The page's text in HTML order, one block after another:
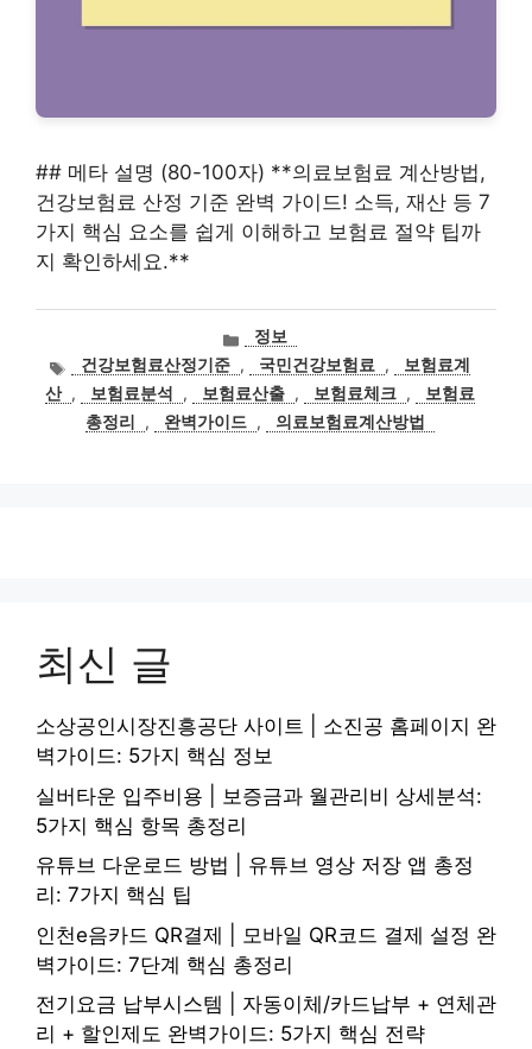
## 메타 설명 (80-100자) **의료보험료 계산방법,
건강보험료 산정 기준 완벽 가이드! 소득, 재산 등 7
가지 핵심 요소를 쉽게 이해하고 보험료 절약 팁까
지 확인하세요.**
카
고
리
정보
태건강보험료산정기준 , 국민건강보험료 ,
보험료계
산 , 보험료분석 , 보험료산출 , 보험료체크 ,
보험료
총정리
, 완벽가이드 , 의료보험료계산방법
최신 글
소상공인시장진흥공단 사이트 | 소진공 홈페이지 완
벽가이드: 5가지 핵심 정보
실버타운 입주비용 | 보증금과 월관리비 상세분석:
5가지 핵심 항목 총정리
유튜브 다운로드 방법 | 유튜브 영상 저장 앱 총정
리: 7가지 핵심 팁
인천e음카드 QR결제 | 모바일 QR코드 결제 설정 완
벽가이드: 7단계 핵심 총정리
전기요금 납부시스템 | 자동이체/카드납부 + 연체관
리 + 할인제도 완벽가이드: 5가지 핵심 전략